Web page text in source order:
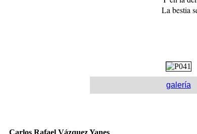
La bestia
galería
Carlos Rafael Vázquez Yanes